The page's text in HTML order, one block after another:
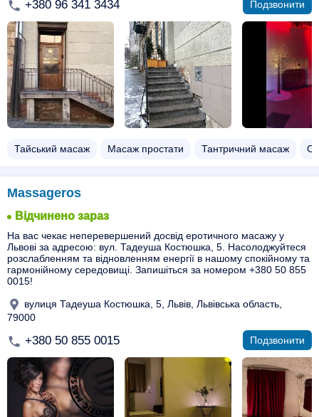
+380 96 341 3434 Подзвонити
Тайський масаж Масаж простати Тантричний масаж
Massageros
Відчинено зараз
На вас чекає неперевершений досвід еротичного масажу у
Львові за адресою: вул. Тадеуша Костюшка, 5. Насолоджуйтеся
розслабленням та відновленням енергії в нашому спокійному та
гармонійному середовищі. Запишіться за номером +380 50 855
0015!
вулиця Тадеуша Костюшка, 5, Львів, Львівська область,
79000
+380 50 855 0015 Подзвонити